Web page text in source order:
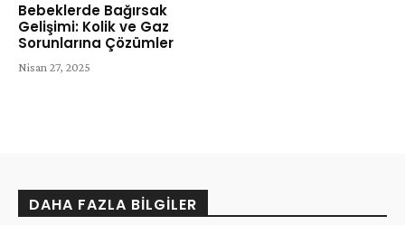
Bebeklerde Bağırsak
Gelişimi: Kolik ve Gaz
Sorunlarına Çözümler
Nisan 27, 2025
DAHA FAZLA BILGILER